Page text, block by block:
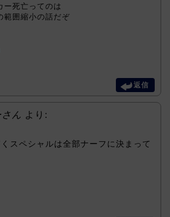
ー死亡ってのは
範囲縮小の話だぞ
返信
ん より:
スペシャルは全部ナーフに決まって